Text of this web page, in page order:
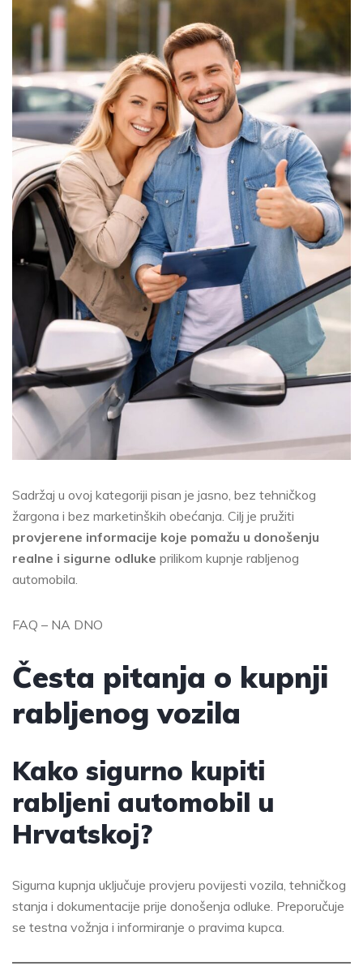
Sadržaj u ovoj kategoriji pisan je jasno, bez tehničkog
žargona i bez marketinških obećanja. Cilj je pružiti
provjerene informacije koje pomažu u donošenju
realne i sigurne odluke prilikom kupnje rabljenog
automobila.
FAQ – NA DNO
Česta pitanja o kupnji
rabljenog vozila
Kako sigurno kupiti
rabljeni automobil u
Hrvatskoj?
Sigurna kupnja uključuje provjeru povijesti vozila, tehničkog
stanja i dokumentacije prije donošenja odluke. Preporučuje
se testna vožnja i informiranje o pravima kupca.